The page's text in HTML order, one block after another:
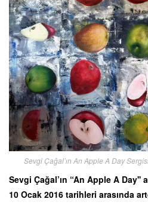
Sevgi Çağal’ın An Apple A Day
Sevgi Çağal’ın “An Apple A Day''
10 Ocak 2016 tarihleri arasında